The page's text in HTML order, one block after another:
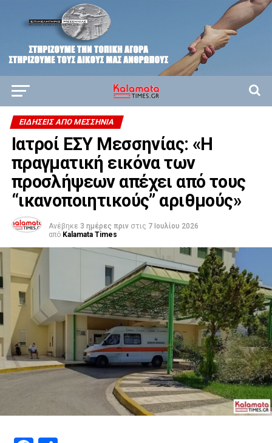
ΕΙΔΉΣΕΙΣ ΑΠΟ ΜΕΣΣΗΝΊΑ
Ιατροί ΕΣΥ Μεσσηνίας: «Η
πραγματική εικόνα των
προσλήψεων απέχει από τους
“ικανοποιητικούς” αριθμούς»
Ανέβηκε 3 ημέρες πριν στις 7 Ιουλίου 2026
από Kalamata Times